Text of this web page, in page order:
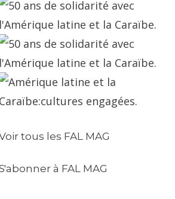
tous les FAL MAG
à FAL MAG